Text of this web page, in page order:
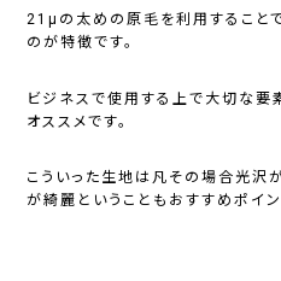
21μの太めの原毛を利用すること
のが特徴です。
ビジネスで使用する上で大切な要
オススメです。
こういった生地は凡その場合光沢
が綺麗ということもおすすめポイン